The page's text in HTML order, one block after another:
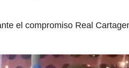
el compromiso Real